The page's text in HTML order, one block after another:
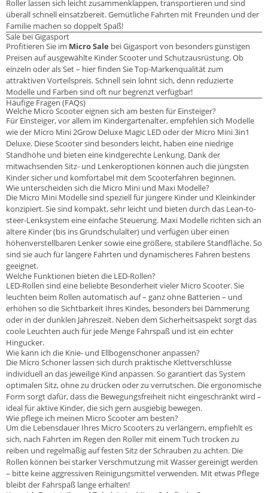
Roller lassen sich leicht zusammenklappen, transportieren und sind
überall schnell einsatzbereit. Gemütliche Fahrten mit Freunden und der
Familie machen so doppelt Spaß!
Sale bei Gigasport
Profitieren Sie im Micro Sale bei Gigasport von besonders günstigen
Preisen auf ausgewählte Kinder Scooter und Schutzausrüstung. Ob
einzeln oder als Set – hier finden Sie Top-Markenqualität zum
attraktiven Vorteilspreis. Schnell sein lohnt sich, denn reduzierte
Modelle und Farben sind oft nur begrenzt verfügbar!
Häufige Fragen (FAQs)
Welche Micro Scooter eignen sich am besten für Einsteiger?
Für Einsteiger, vor allem im Kindergartenalter, empfehlen sich Modelle
wie der Micro Mini 2Grow Deluxe Magic LED oder der Micro Mini 3in1
Deluxe. Diese Scooter sind besonders leicht, haben eine niedrige
Standhöhe und bieten eine kindgerechte Lenkung. Dank der
mitwachsenden Sitz- und Lenkeroptionen können auch die jüngsten
Kinder sicher und komfortabel mit dem Scooterfahren beginnen.
Wie unterscheiden sich die Micro Mini und Maxi Modelle?
Die Micro Mini Modelle sind speziell für jüngere Kinder und Kleinkinder
konzipiert. Sie sind kompakt, sehr leicht und bieten durch das Lean-to-
steer-Lenksystem eine einfache Steuerung. Maxi Modelle richten sich an
ältere Kinder (bis ins Grundschulalter) und verfügen über einen
höhenverstellbaren Lenker sowie eine größere, stabilere Standfläche. So
sind sie auch für längere Fahrten und dynamischeres Fahren bestens
geeignet.
Welche Funktionen bieten die LED-Rollen?
LED-Rollen sind eine beliebte Besonderheit vieler Micro Scooter. Sie
leuchten beim Rollen automatisch auf – ganz ohne Batterien – und
erhöhen so die Sichtbarkeit Ihres Kindes, besonders bei Dämmerung
oder in der dunklen Jahreszeit. Neben dem Sicherheitsaspekt sorgt das
coole Leuchten auch für jede Menge Fahrspaß und ist ein echter
Hingucker.
Wie kann ich die Knie- und Ellbogenschoner anpassen?
Die Micro Schoner lassen sich durch praktische Klettverschlüsse
individuell an das jeweilige Kind anpassen. So garantiert das System
optimalen Sitz, ohne zu drücken oder zu verrutschen. Die ergonomische
Form sorgt dafür, dass die Bewegungsfreiheit nicht eingeschränkt wird –
ideal für aktive Kinder, die sich gern ausgiebig bewegen.
Wie pflege ich meinen Micro Scooter am besten?
Um die Lebensdauer Ihres Micro Scooters zu verlängern, empfiehlt es
sich, nach Fahrten im Regen den Roller mit einem Tuch trocken zu
reiben und regelmäßig auf festen Sitz der Schrauben zu achten. Die
Rollen können bei starker Verschmutzung mit Wasser gereinigt werden
– bitte keine aggressiven Reinigungsmittel verwenden. Mit etwas Pflege
bleibt der Fahrspaß lange erhalten!